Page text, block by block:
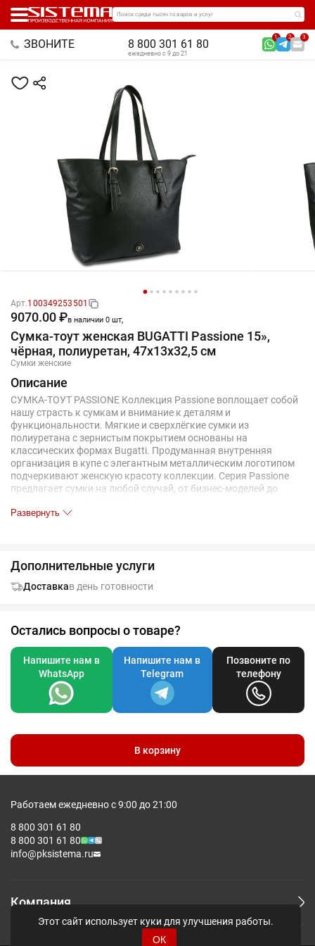
Поиск среди тысяч товаров и услуг
ЗВОНИТЕ 8 800 301 61 80
1 2 3
ежедневно с 9 до 21
Арт.100349253501
9070.00 ₽в наличии 0 шт,
Сумка-тоут женская BUGATTI Passione 15»,
чёрная, полиуретан, 47х13х32,5 см
Сумки женские
Описание
СУМКА-ТОУТ PASSIONE Коллекция Passione воплощает собой
нашу страсть к сумкам и внимание к деталям и
функциональности. Мягкие и сверхлёгкие сумки из
полиуретана с зернистым покрытием основаны на
классических формах Bugatti. Продуманная внутренняя
организация в купе с элегантным металлическим логотипом
подчеркивают женскую красоту коллекции. Серия Passione
предлагает сумки на любой случай, от бизнес-моделей до
отделение на молнии с карманом на молнии, 2 кармана,
Развернуть
Дополнительные услуги
Доставкав день готовности
Остались вопросы о товаре?
Напишите нам в
WhatsApp
Напишите нам в
Telegram
Позвоните по
телефону
В корзину
Работаем ежедневно с 9:00 до 21:00
8 800 301 61 80
8 800 301 61 80
info@pksistema.ru
Компания
Этот сайт использует куки для улучшения работы.
ОК